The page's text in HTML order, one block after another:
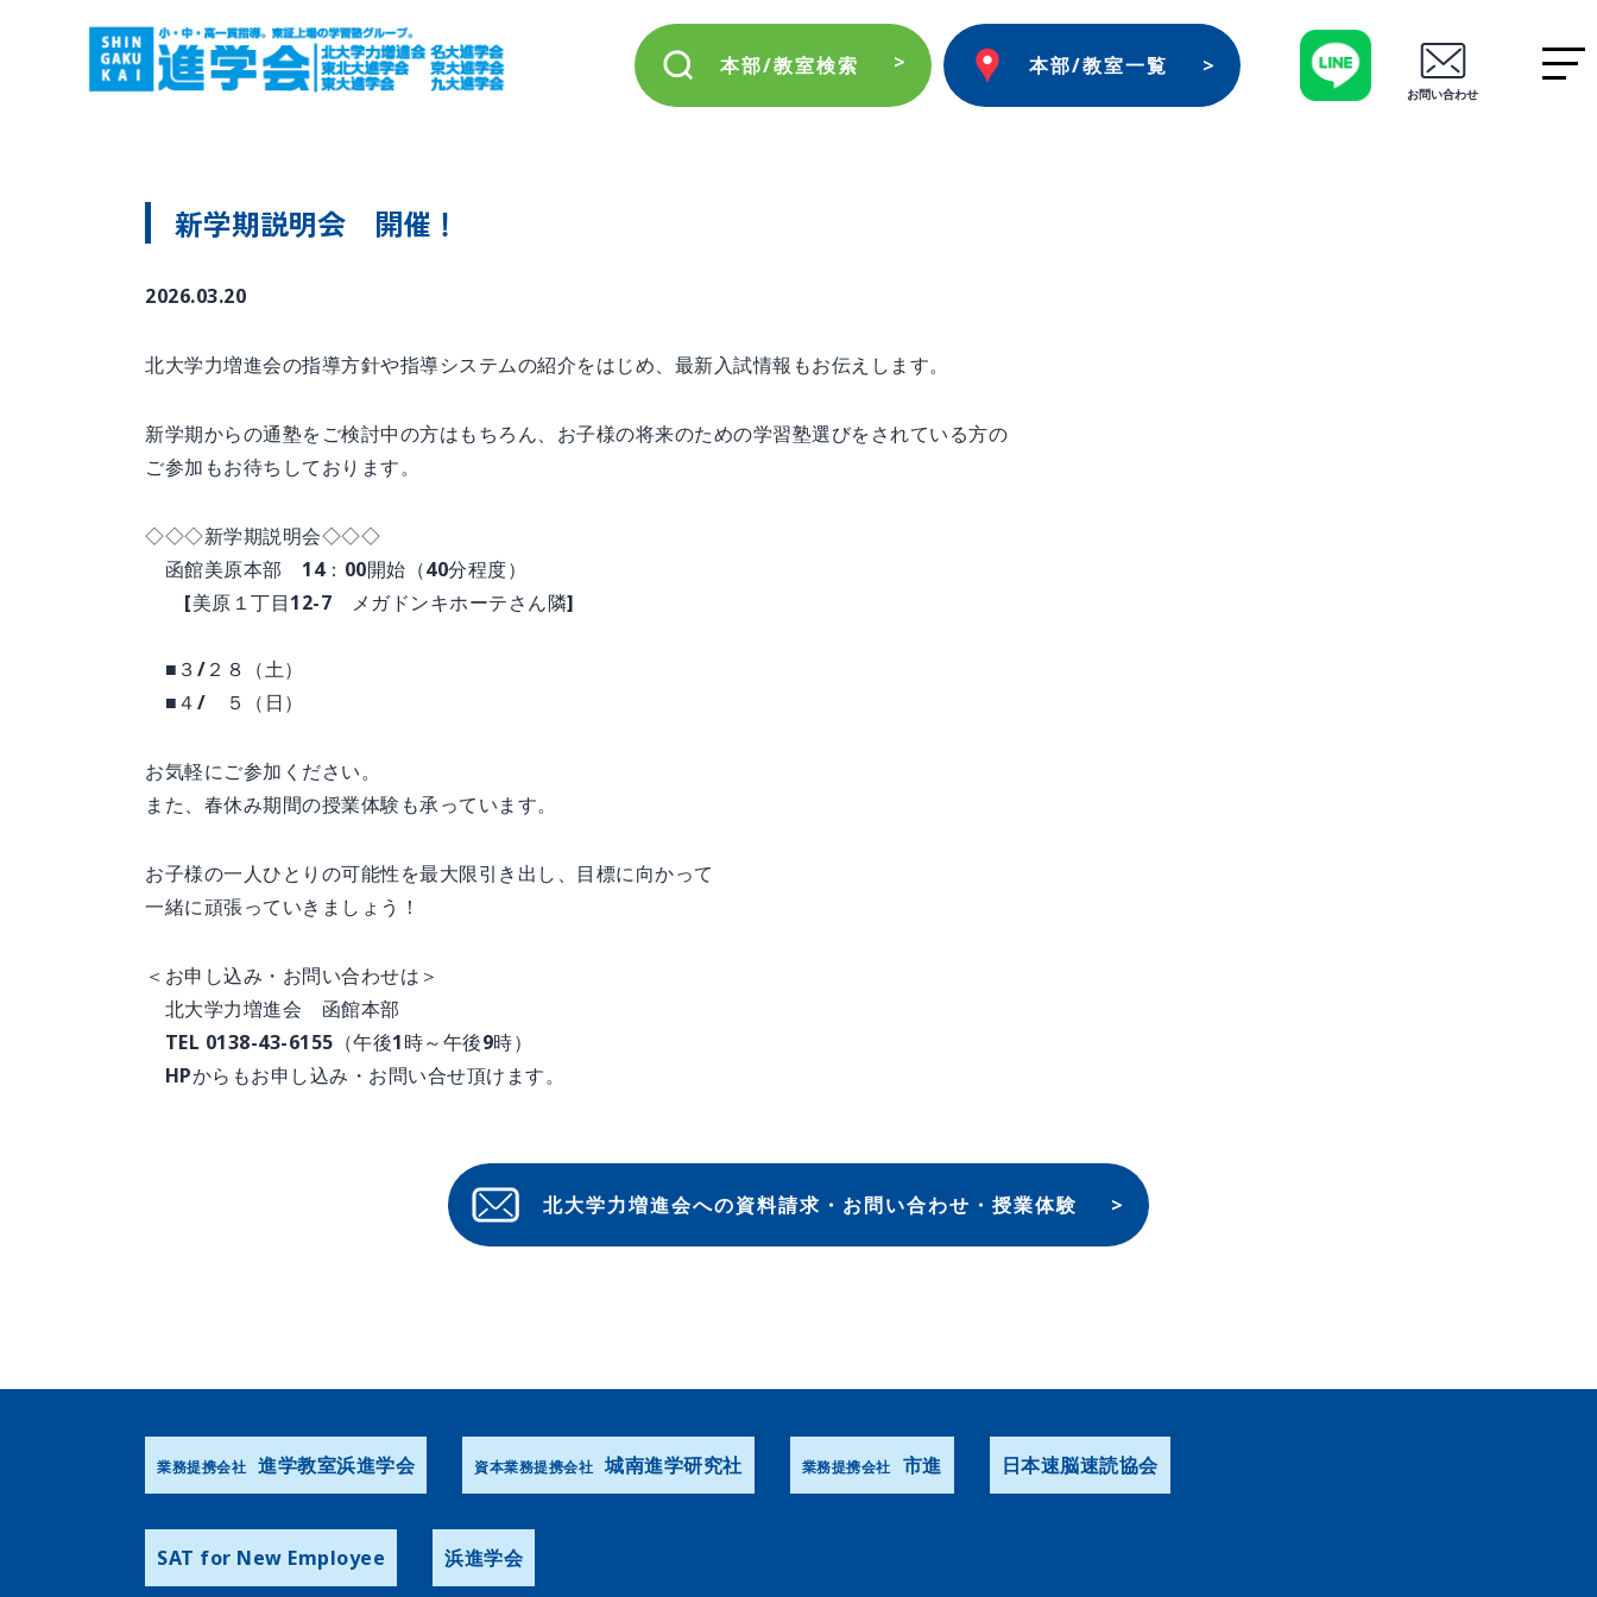
本部/教室検索 本部/教室一覧
お問い合わせ
新学期説明会 開催！
2026.03.20
北大学力増進会の指導方針や指導システムの紹介をはじめ、最新入試情報もお伝えします。
新学期からの通塾をご検討中の方はもちろん、お子様の将来のための学習塾選びをされている方の
ご参加もお待ちしております。
◇◇◇新学期説明会◇◇◇
函館美原本部 14：00開始（40分程度）
[美原１丁目12-7 メガドンキホーテさん隣]
■３/２８（土）
■４/ ５（日）
お気軽にご参加ください。
また、春休み期間の授業体験も承っています。
お子様の一人ひとりの可能性を最大限引き出し、目標に向かって
一緒に頑張っていきましょう！
＜お申し込み・お問い合わせは＞
北大学力増進会 函館本部
TEL 0138-43-6155（午後1時～午後9時）
HPからもお申し込み・お問い合せ頂けます。
北大学力増進会への資料請求・お問い合わせ・授業体験
業務提携会社 進学教室浜進学会 資本業務提携会社 城南進学研究社 業務提携会社 市進 日本速脳速読協会
SAT for New Employee 浜進学会